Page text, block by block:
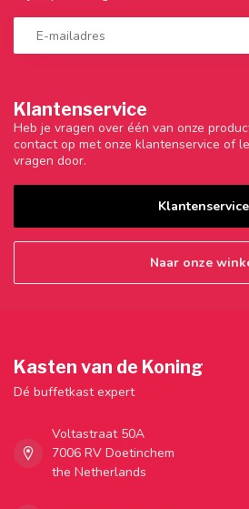
Klantenservice
Heb je vragen over één van onze
contact op met onze klantenservice of
vragen door.
Klantenservice
Naar onze
Kasten van de Koning
Dé buffetkast expert
Voltastraat 50A
7006 RV Doetinchem
the Netherlands